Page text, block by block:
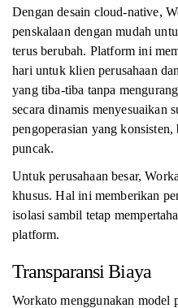
Dengan desain cloud-native,
penskalaan dengan mudah
terus berubah. Platform ini
hari untuk klien perusahaan
yang tiba-tiba tanpa
secara dinamis menyesuaikan
pengoperasian yang konsisten,
puncak.
Untuk perusahaan besar,
khusus. Hal ini memberikan
isolasi sambil tetap
platform.
Transparansi Biaya
Workato menggunakan model